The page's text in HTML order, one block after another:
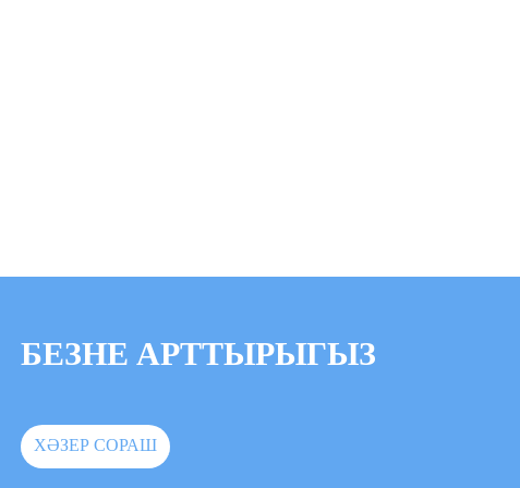
БЕЗНЕ АРТТЫРЫГЫЗ
ХӘЗЕР СОРАШ